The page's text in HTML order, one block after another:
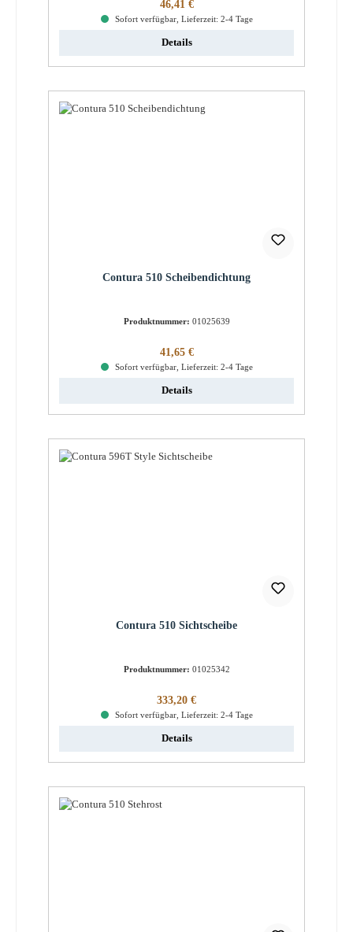
Regulärer Preis:
46,41 €
Sofort verfügbar, Lieferzeit: 2-4 Tage
Details
Contura 510 Scheibendichtung
Produktnummer: 01025639
Regulärer Preis:
41,65 €
Sofort verfügbar, Lieferzeit: 2-4 Tage
Details
Contura 510 Sichtscheibe
Produktnummer: 01025342
Regulärer Preis:
333,20 €
Sofort verfügbar, Lieferzeit: 2-4 Tage
Details